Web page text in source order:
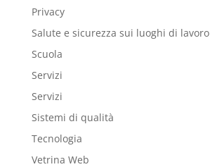
Privacy
Salute e sicurezza sui luoghi di lavoro
Scuola
Servizi
Servizi
Sistemi di qualità
Tecnologia
Vetrina Web